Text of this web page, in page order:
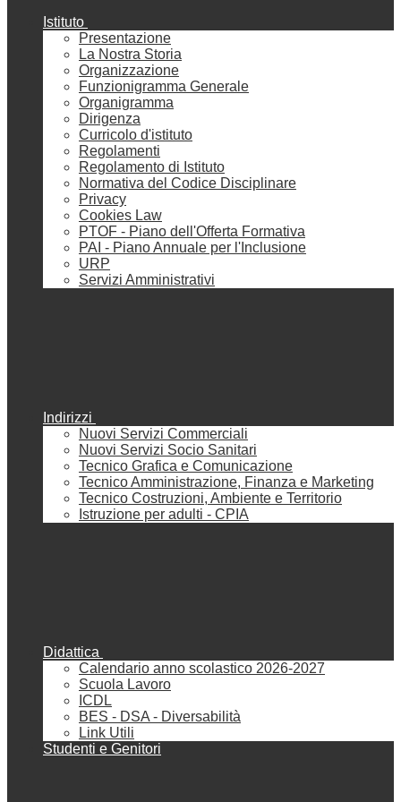
Istituto
Presentazione
La Nostra Storia
Organizzazione
Funzionigramma Generale
Organigramma
Dirigenza
Curricolo d'istituto
Regolamenti
Regolamento di Istituto
Normativa del Codice Disciplinare
Privacy
Cookies Law
PTOF - Piano dell'Offerta Formativa
PAI - Piano Annuale per l'Inclusione
URP
Servizi Amministrativi
Indirizzi
Nuovi Servizi Commerciali
Nuovi Servizi Socio Sanitari
Tecnico Grafica e Comunicazione
Tecnico Amministrazione, Finanza e Marketing
Tecnico Costruzioni, Ambiente e Territorio
Istruzione per adulti - CPIA
Didattica
Calendario anno scolastico 2026-2027
Scuola Lavoro
ICDL
BES - DSA - Diversabilità
Link Utili
Studenti e Genitori